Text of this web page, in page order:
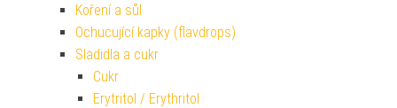
Koření a sůl
Ochucující kapky (flavdrops)
Sladidla a cukr
Cukr
Erytritol / Erythritol